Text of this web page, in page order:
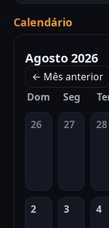
Calendário
Agosto 2026
← Mês anterior
Dom
Seg
26 27 28
2 3 4